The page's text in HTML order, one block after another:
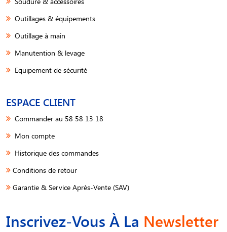
Outillages & équipements
Outillage à main
Manutention & levage
Equipement de sécurité
ESPACE CLIENT
Commander au 58 58 13 18
Mon compte
Historique des commandes
Conditions de retour
Garantie & Service Après-Vente (SAV)
Inscrivez-Vous À La Newsletter